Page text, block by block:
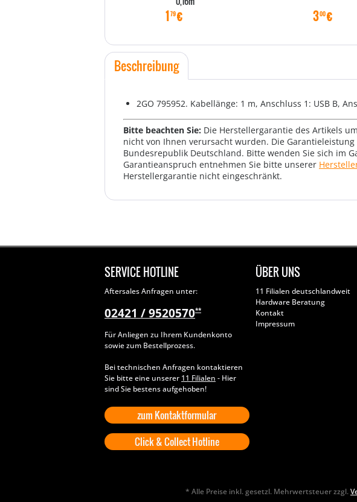
1 79€ 300€
Beschreibung
2GO 795952. Kabellänge: 1 m, Anschluss 1: USB B,
Bitte beachten Sie: Die Herstellergarantie des Artikels
nicht von Ihnen verursacht wurden. Die
Bundesrepublik Deutschland. Bitte wenden Sie sich im
Garantieanspruch entnehmen Sie bitte unserer
Herstellergarantie nicht eingeschränkt.
SERVICE HOTLINE
Aftersales Anfragen unter:
02421 / 9520570**
Für Anliegen zu Ihrem Kundenkonto
sowie zum Bestellprozess.
Bei technischen Anfragen kontaktieren
Sie bitte eine unserer 11 Filialen - Hier
sind Sie bestens aufgehoben!
zum Kontaktformular
Click & Collect Hotline
ÜBER UNS
11 Filialen deutschlandweit
Hardware Beratung
Kontakt
Impressum
* Alle Preise inkl. gesetzl. Mehrwertsteuer zzgl.